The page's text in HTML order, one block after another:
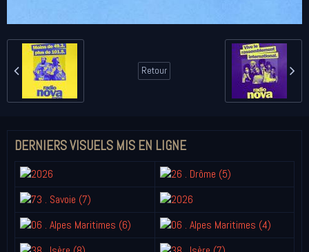
Retour
DERNIERS VISUELS MIS EN LIGNE